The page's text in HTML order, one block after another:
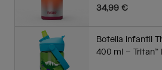
34,99 €
Botella infantil
400 ml – Tritan™